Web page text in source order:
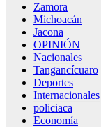
Zamora
Michoacán
Jacona
OPINIÓN
Nacionales
Tangancícuaro
Deportes
Internacionales
policiaca
Economía